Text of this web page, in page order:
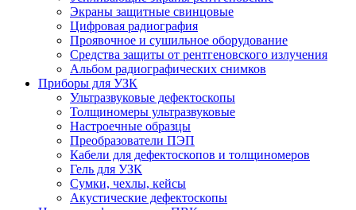
Экраны защитные свинцовые
Цифровая радиография
Проявочное и сушильное оборудование
Средства защиты от рентгеновского излучения
Альбом радиографических снимков
Приборы для УЗК
Ультразвуковые дефектоскопы
Толщиномеры ультразвуковые
Настроечные образцы
Преобразователи ПЭП
Кабели для дефектоскопов и толщиномеров
Гель для УЗК
Сумки, чехлы, кейсы
Акустические дефектоскопы